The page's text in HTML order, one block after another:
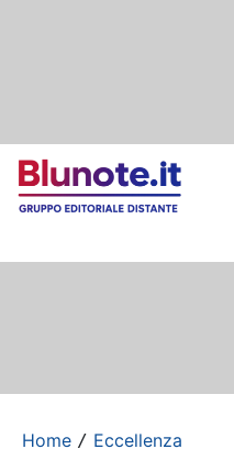
Home / Eccellenza